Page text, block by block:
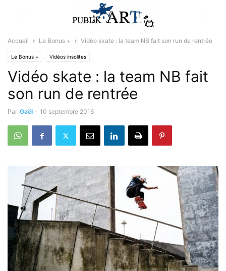
Accueil Le Bonus + Vidéo skate : la team NB fait son run de rentrée
Le Bonus + Vidéos insolites
Vidéo skate : la team NB fait
son run de rentrée
Par Gaël - 10 septembre 2016